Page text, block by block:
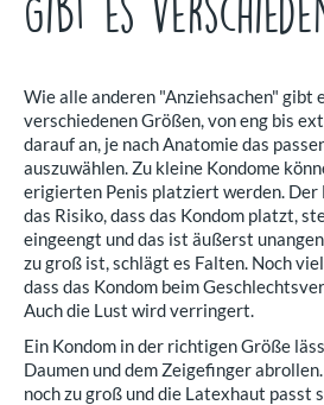
Wie alle anderen "Anziehsachen" gibt
verschiedenen Größen, von eng bis
darauf an, je nach Anatomie das
auszuwählen. Zu kleine Kondome
erigierten Penis platziert werden. Der
das Risiko, dass das Kondom platzt,
eingeengt und das ist äußerst
zu groß ist, schlägt es Falten. Noch
dass das Kondom beim
Auch die Lust wird verringert.
Ein Kondom in der richtigen Größe
Daumen und dem Zeigefinger
noch zu groß und die Latexhaut passt